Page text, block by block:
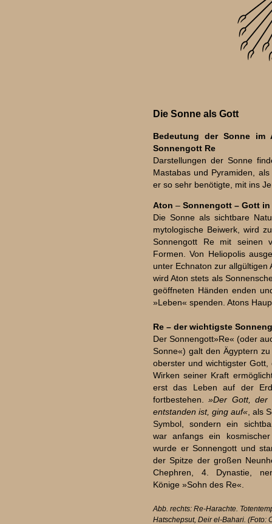
Die Sonne als Gott
Bedeutung der Sonne im
Sonnengott Re
Darstellungen der Sonne
Mastabas und Pyramiden,
er so sehr benötigte, mit ins
Aton – Sonnengott – Gott
Die Sonne als sichtbare
mytologische Beiwerk, wird
Sonnengott Re mit seinen
Formen. Von Heliopolis
unter Echnaton zur allgültigen
wird Aton stets als
geöffneten Händen enden
»Leben« spenden. Atons
Re – der wichtigste
Der Sonnengott»Re« (oder
Sonne«) galt den Ägyptern
oberster und wichtigster Gott,
Wirken seiner Kraft
erst das Leben auf der
fortbestehen.»Der Gott, der
entstanden ist, ging auf« , als
Symbol, sondern ein
war anfangs ein
wurde er Sonnengott und
der Spitze der großen
Chephren, 4. Dynastie,
Könige »Sohn des Re«.
Abb. rechts: Re-Harachte.
Hatschepsut, Deir el-Bahari. (Foto: